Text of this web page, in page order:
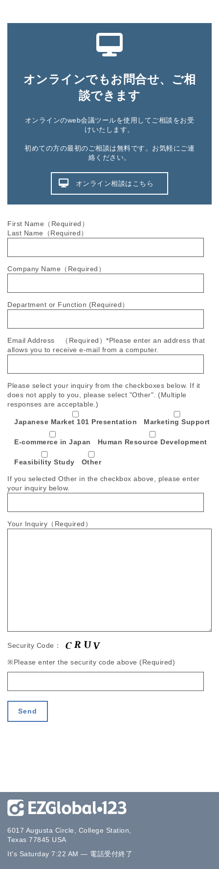
オンラインでもお問合せ、ご相
談できます
オンラインのweb会議ツールを使用してご相談をお受
けいたします。
初めての方の最初のご相談は無料です。お気軽にご連
絡ください。
オンライン相談はこちら
First Name（Required）
Last Name（Required）
Company Name（Required）
Department or Function (Required）
Email Address （Required）*Please enter an address that
allows you to receive e-mail from a computer.
Please select your inquiry from the checkboxes below. If it
does not apply to you, please select "Other". (Multiple
responses are acceptable.)
Japanese Market 101 Presentation Marketing Support
E-commerce in Japan Human Resource Development
Feasibility Study Other
If you selected Other in the checkbox above, please enter
your inquiry below.
Your Inquiry（Required）
Security Code：
※Please enter the security code above (Required)
6017 Augusta Circle, College Station,
Texas 77845 USA
It's Saturday 7:22 AM — 電話受付終了